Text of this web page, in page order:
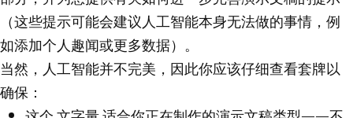
（这些提示可能会建议人工智能本身无法做的事情，例
如添加个人趣闻或更多数据）。
当然，人工智能并不完美，因此你应该仔细查看套牌以
确保：